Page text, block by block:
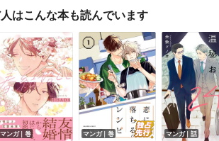
はこんな本も読んでいます
マンガ｜巻 マンガ｜巻 マンガ｜話